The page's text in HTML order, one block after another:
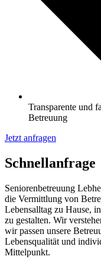
Transparente und
Betreuung
Jetzt anfragen
Schnell­anfrage
Seniorenbetreuung
die Vermittlung von
Lebensalltag zu Hause,
zu gestalten. Wir
wir passen unsere
Lebensqualität und
Mittelpunkt.